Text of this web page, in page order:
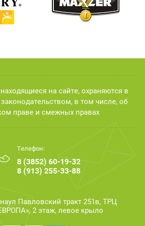
Телефон:
8 (3852) 60-19-32
8 (913) 255-33-88
Павловский тракт 251в, ТРЦ
2 этаж, левое крыло
на сайте, охраняются в
в том числе, об
праве и смежных правах